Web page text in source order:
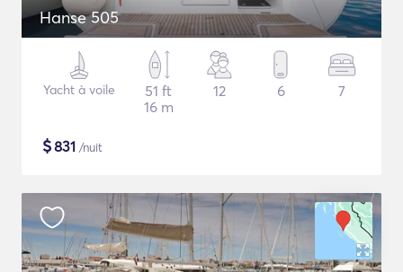
Hanse 505
Yacht à voile
51 ft
16 m
12 6 7
$831 /nuit